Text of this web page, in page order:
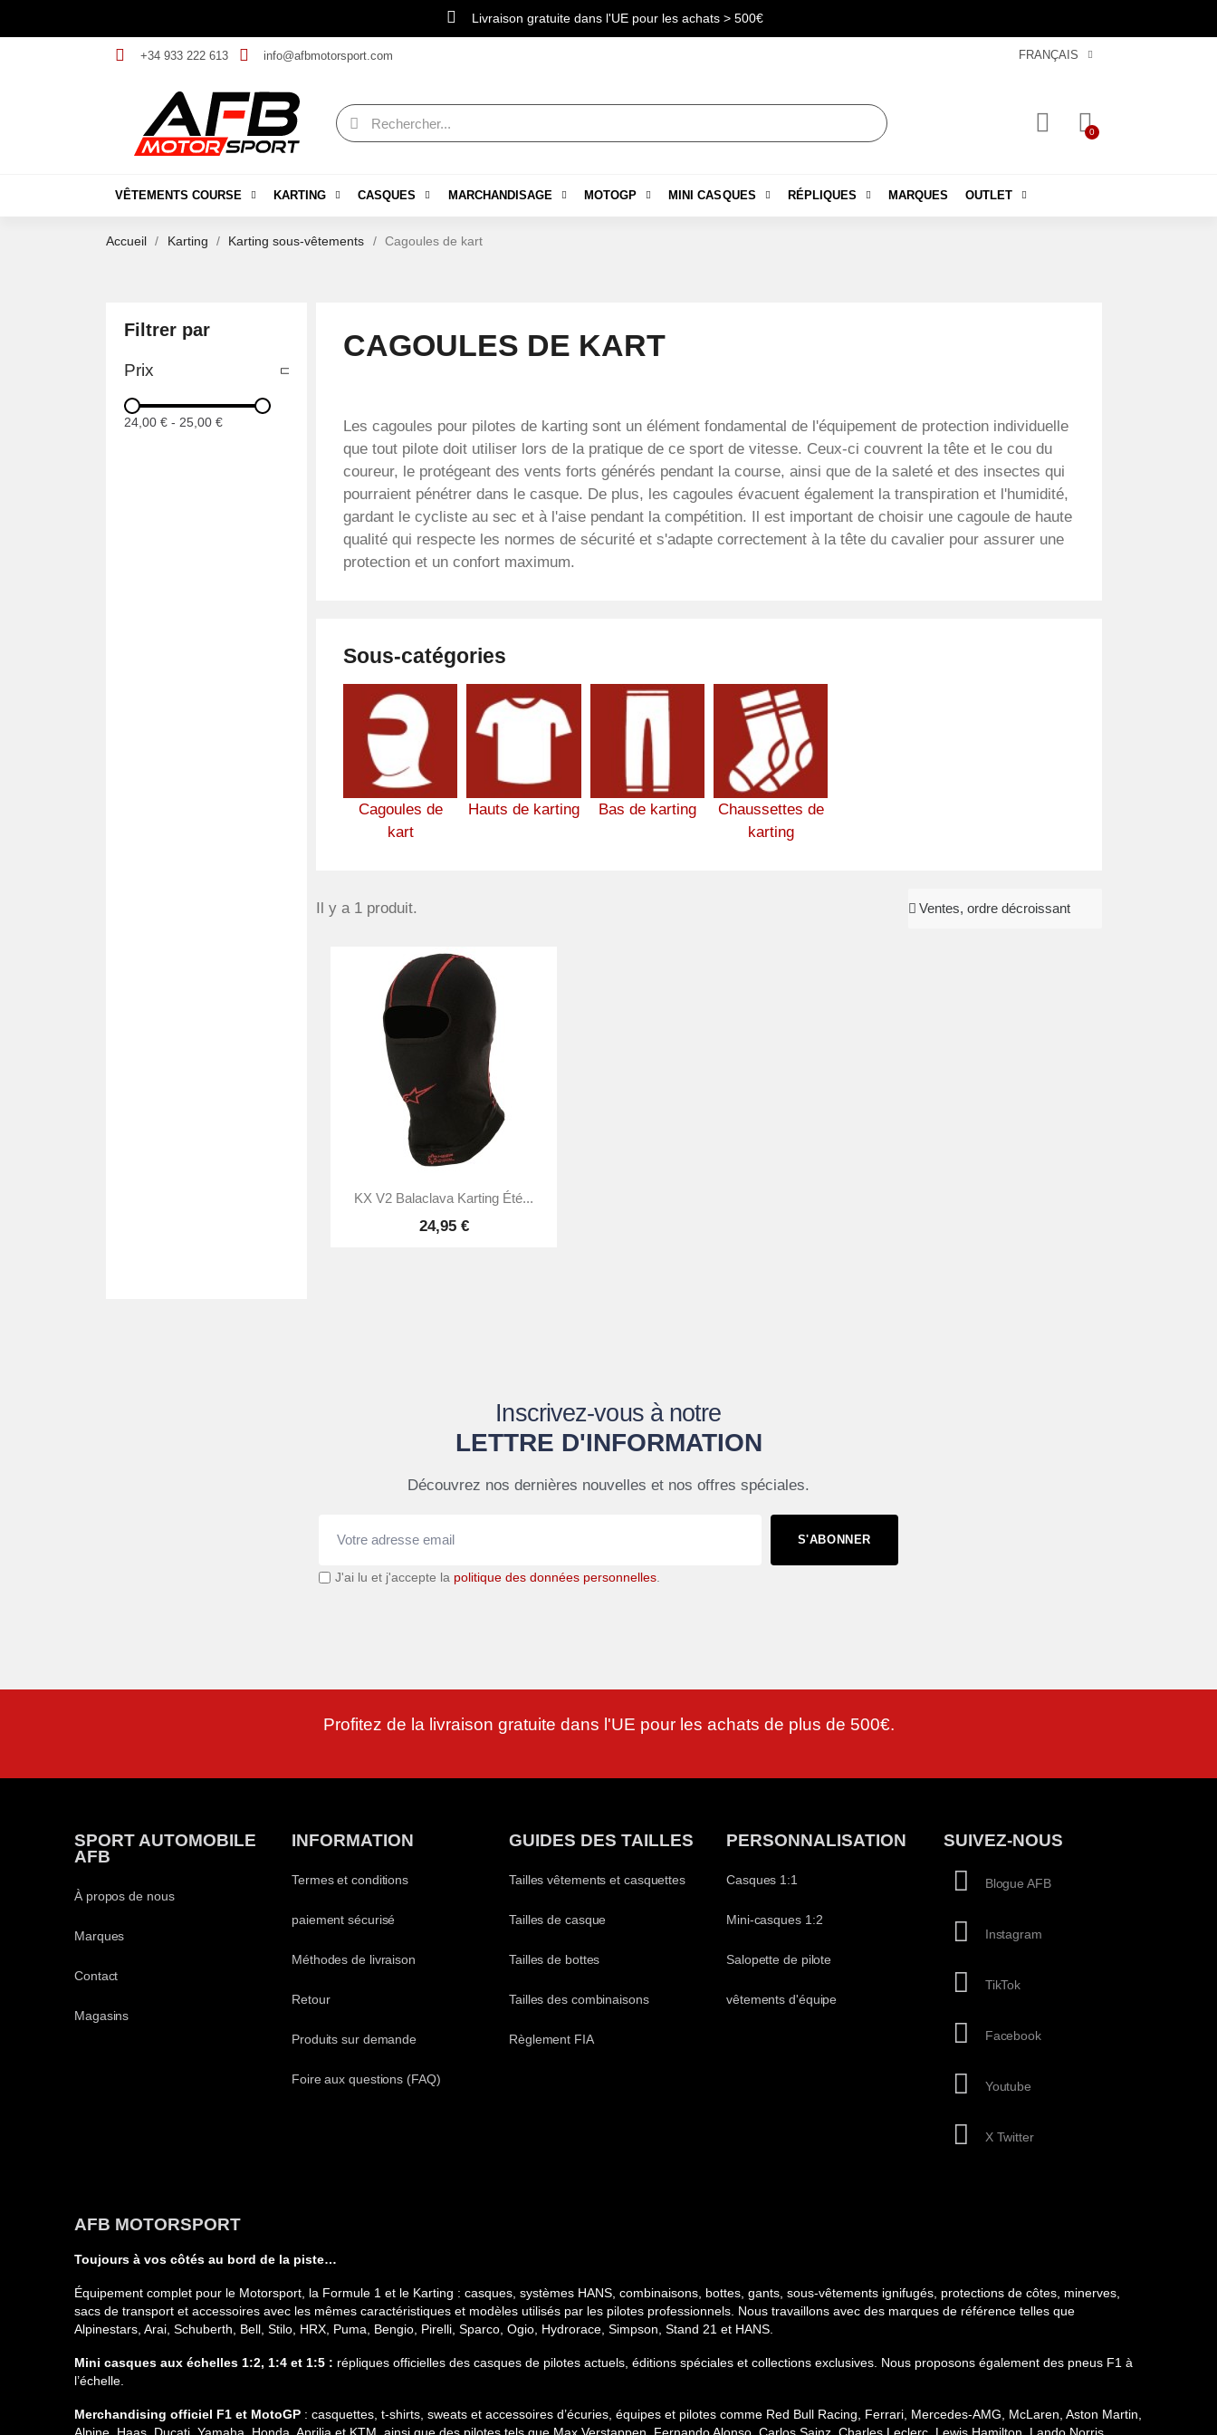
Livraison gratuite dans l'UE pour les achats > 500€
+34 933 222 613 info@afbmotorsport.com FRANÇAIS
VÊTEMENTS COURSE KARTING CASQUES MARCHANDISAGE MOTOGP MINI CASQUES RÉPLIQUES MARQUES OUTLET
Accueil Karting Karting sous-vêtements Cagoules de kart
Filtrer par
Prix
24,00 € - 25,00 €
CAGOULES DE KART
Les cagoules pour pilotes de karting sont un élément fondamental de l'équipement de protection individuelle
que tout pilote doit utiliser lors de la pratique de ce sport de vitesse. Ceux-ci couvrent la tête et le cou du
coureur, le protégeant des vents forts générés pendant la course, ainsi que de la saleté et des insectes qui
pourraient pénétrer dans le casque. De plus, les cagoules évacuent également la transpiration et l'humidité,
gardant le cycliste au sec et à l'aise pendant la compétition. Il est important de choisir une cagoule de haute
qualité qui respecte les normes de sécurité et s'adapte correctement à la tête du cavalier pour assurer une
protection et un confort maximum.
Sous-catégories
Cagoules de
kart
Hauts de karting Bas de karting
Chaussettes de
karting
Il y a 1 produit.
Aperçu rapide
KX V2 Balaclava Karting Été...
24,95 €
Inscrivez-vous à notre
LETTRE D'INFORMATION
Découvrez nos dernières nouvelles et nos offres spéciales.
S'ABONNER
J'ai lu et j'accepte la politique des données personnelles
Profitez de la livraison gratuite dans l'UE pour les achats de plus de 500€.
SPORT AUTOMOBILE
AFB
À propos de nous
Marques
Contact
Magasins
INFORMATION
Termes et conditions
paiement sécurisé
Méthodes de livraison
Retour
Produits sur demande
Foire aux questions (FAQ)
GUIDES DES TAILLES
Tailles vêtements et casquettes
Tailles de casque
Tailles de bottes
Tailles des combinaisons
Règlement FIA
PERSONNALISATION
Casques 1:1
Mini-casques 1:2
Salopette de pilote
vêtements d'équipe
SUIVEZ-NOUS
Blogue AFB
Instagram
TikTok
Facebook
Youtube
X Twitter
AFB MOTORSPORT
Toujours à vos côtés au bord de la piste…
Équipement complet pour le Motorsport, la Formule 1 et le Karting : casques, systèmes HANS, combinaisons, bottes, gants, sous-vêtements ignifugés, protections de côtes, minerves,
sacs de transport et accessoires avec les mêmes caractéristiques et modèles utilisés par les pilotes professionnels. Nous travaillons avec des marques de référence telles que
Alpinestars, Arai, Schuberth, Bell, Stilo, HRX, Puma, Bengio, Pirelli, Sparco, Ogio, Hydrorace, Simpson, Stand 21 et HANS.
Mini casques aux échelles 1:2, 1:4 et 1:5 : répliques officielles des casques de pilotes actuels, éditions spéciales et collections exclusives. Nous proposons également des pneus F1 à
l’échelle.
Merchandising officiel F1 et MotoGP : casquettes, t-shirts, sweats et accessoires d’écuries, équipes et pilotes comme Red Bull Racing, Ferrari, Mercedes-AMG, McLaren, Aston Martin,